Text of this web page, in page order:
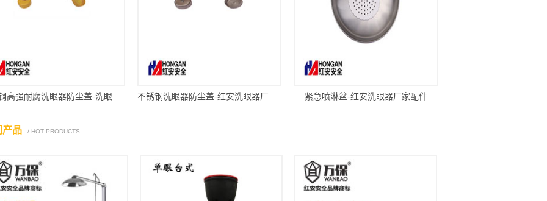
不锈钢高强耐腐洗眼器防尘盖-洗眼器厂家配件 不锈钢洗眼器防尘盖-红安洗眼器厂家配件 紧急喷淋盆-红安洗眼器厂家配件
产品 / HOT PRODUCTS